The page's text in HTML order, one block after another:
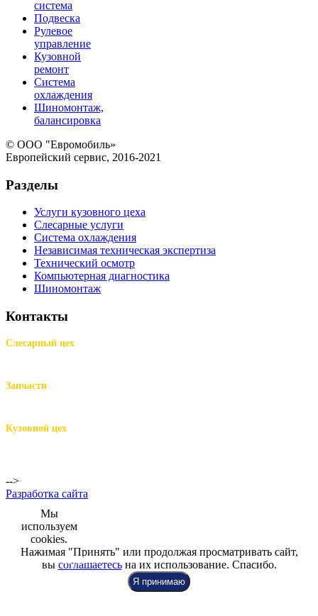
система
Подвеска
Рулевое
управление
Кузовной
ремонт
Система
охлаждения
Шиномонтаж,
балансировка
© ООО "Евромобиль»
Европейский сервис, 2016-2021
Разделы
Услуги кузовного цеха
Слесарные услуги
Система охлаждения
Независимая техническая экспертиза
Технический осмотр
Компьютерная диагностика
Шиномонтаж
Контакты
Слесарный цех
+7 (812) 942-00-99
Запчасти
+7 (812) 918-80-40
Кузовной цех
+7 (812) 926-86-86
-->
Разработка сайта
Мы
используем
cookies.
Нажимая "Принять" или продолжая просматривать сайт,
вы соглашаетесьна их использование. Спасибо.
Я принимаю